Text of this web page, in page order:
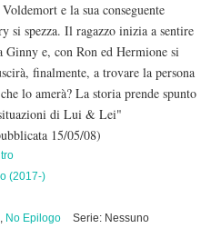
e la sua conseguente
si spezza. Il ragazzo inizia a sentire
e, con Ron ed Hermione si
finalmente, a trovare la persona
lo amerà? La storia prende spunto
di Lui & Lei"
15/05/08)
(2017-)
, No Epilogo
Serie: Nessuno